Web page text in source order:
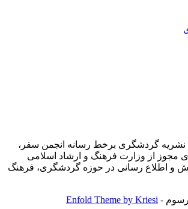
نشریه گردشگری برخط رسانه انجمن سفر،
مجوز از وزارت فرهنگ و ارشاد اسلامی
و اطلاع رسانی در حوزه گردشگری، فرهنگ
-
Enfold Theme by Kriesi